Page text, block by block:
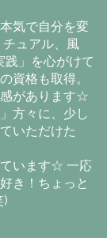
気で自分を変
ュアル、風
践」を心がけて
資格も取得。
があります☆
方々に、少し
いただけた
います☆ 一応
き！ちょっと
)